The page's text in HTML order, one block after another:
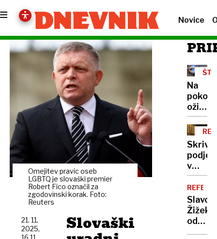
Novice
Omejitev pravic oseb
LGBTQ je slovaški premier
Robert Fico označil za
zgodovinski korak. Foto:
Reuters
Slovaški
21. 11.
2025,
16.11
Na
rešil​
ca
pa ni
in ni
bilo
v
Švici
je
Slavoj
Žižek
na